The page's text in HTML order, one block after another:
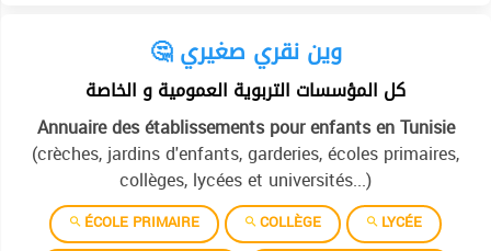
🤔 وين نقري صغيري
كل المؤسسات التربوية العمومية و الخاصة
Annuaire des établissements pour enfants en Tunisie
(crèches, jardins d'enfants, garderies, écoles primaires,
collèges, lycées et universités...)
ÉCOLE PRIMAIRE COLLÈGE
LYCÉE